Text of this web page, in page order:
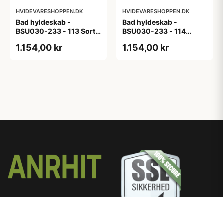
HVIDEVARESHOPPEN.DK
Bad hyldeskab -
BSU030-233 - 113 Sort
1.154,00 kr
HVIDEVARESHOPPEN.DK
Bad hyldeskab -
BSU030-233 - 114
m/eg ABS-kant
1.154,00 kr